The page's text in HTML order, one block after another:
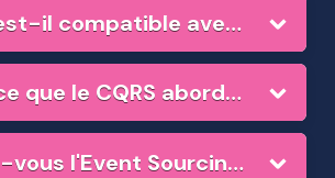
avec les hautes performances ?
CQRS abordé dans cette formation ?
l'Event Sourcing et ses risques ?